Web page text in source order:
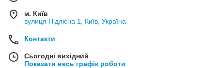
м. Київ
вулиця Підлісна 1, Київ, Україна
Контакти
Сьогодні вихідний
Показати весь графік роботи